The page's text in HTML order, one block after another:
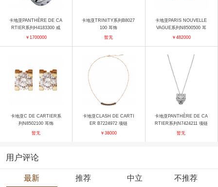
卡地亚PANTHÈRE DE CA
RTIER系列H4183300 戒
指
￥1700000
卡地亚TRINITY系列B8027
100 耳饰
暂无
卡地亚PARIS NOUVELLE
VAGUE系列N8500500 耳
饰
￥482000
卡地亚C DE CARTIER系
列N8502100 耳饰
暂无
卡地亚CLASH DE CARTI
ER B7224972 项链
￥38000
卡地亚PANTHÈRE DE CA
RTIER系列N7424211 项链
暂无
用户评论
最新 推荐 中立 不推荐